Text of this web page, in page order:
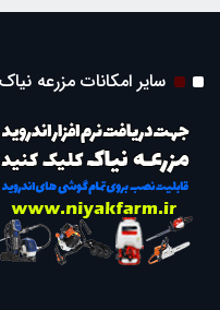
سایر امکانات مزرعه نیاک